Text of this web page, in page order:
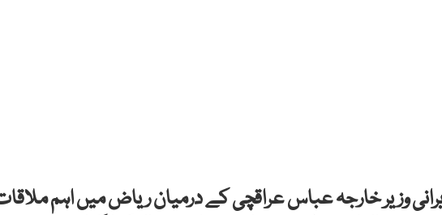
وزیر خارجہ عباس عراقچی کے درمیان ریاض میں اہم